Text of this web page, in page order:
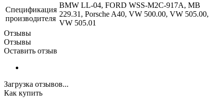
Спецификация
производителя
BMW LL-04, FORD WSS-M2C-917A, MB
229.31, Porsche A40, VW 500.00, VW 505.00,
VW 505.01
Отзывы
Отзывы
Оставить отзыв
Загрузка отзывов...
Как купить